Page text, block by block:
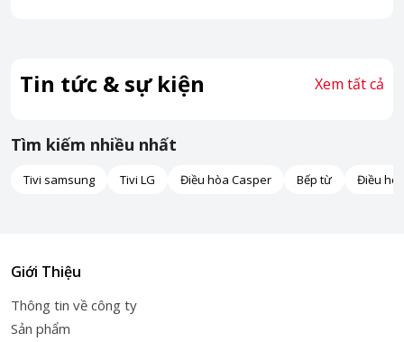
Tin tức & sự kiện Xem tất cả
Tìm kiếm nhiều nhất
Tivi samsung Tivi LG Điều hòa Casper Bếp từ Điều
Giới Thiệu
Thông tin về công ty
Sản phẩm